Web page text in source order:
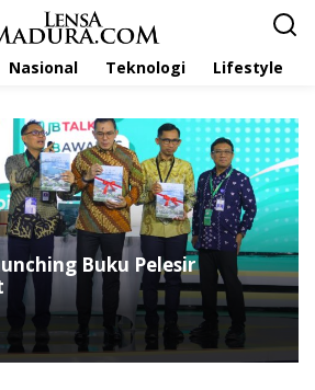
Nasional Teknologi Lifestyle
Buku Pelesir